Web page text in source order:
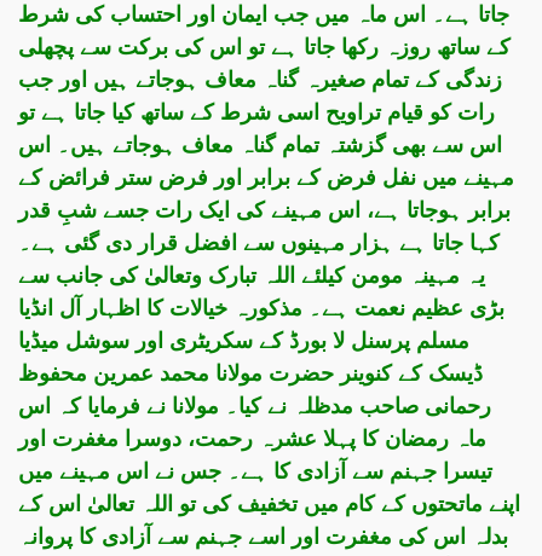
جاتا ہے۔ اس ماہ میں جب ایمان اور احتساب کی شرط
کے ساتھ روزہ رکھا جاتا ہے تو اس کی برکت سے پچھلی
زندگی کے تمام صغیرہ گناہ معاف ہوجاتے ہیں اور جب
رات کو قیام تراویح اسی شرط کے ساتھ کیا جاتا ہے تو
اس سے بھی گزشتہ تمام گناہ معاف ہوجاتے ہیں۔ اس
مہینے میں نفل فرض کے برابر اور فرض ستر فرائض کے
برابر ہوجاتا ہے، اس مہینے کی ایک رات جسے شبِ قدر
کہا جاتا ہے ہزار مہینوں سے افضل قرار دی گئی ہے۔
یہ مہینہ مومن کیلئے اللہ تبارک وتعالیٰ کی جانب سے
بڑی عظیم نعمت ہے۔ مذکورہ خیالات کا اظہار آل انڈیا
مسلم پرسنل لا بورڈ کے سکریٹری اور سوشل میڈیا
ڈیسک کے کنوینر حضرت مولانا محمد عمرین محفوظ
رحمانی صاحب مدظلہ نے کیا۔ مولانا نے فرمایا کہ اس
ماہ رمضان کا پہلا عشرہ رحمت، دوسرا مغفرت اور
تیسرا جہنم سے آزادی کا ہے۔ جس نے اس مہینے میں
اپنے ماتحتوں کے کام میں تخفیف کی تو اللہ تعالیٰ اس کے
بدلہ اس کی مغفرت اور اسے جہنم سے آزادی کا پروانہ